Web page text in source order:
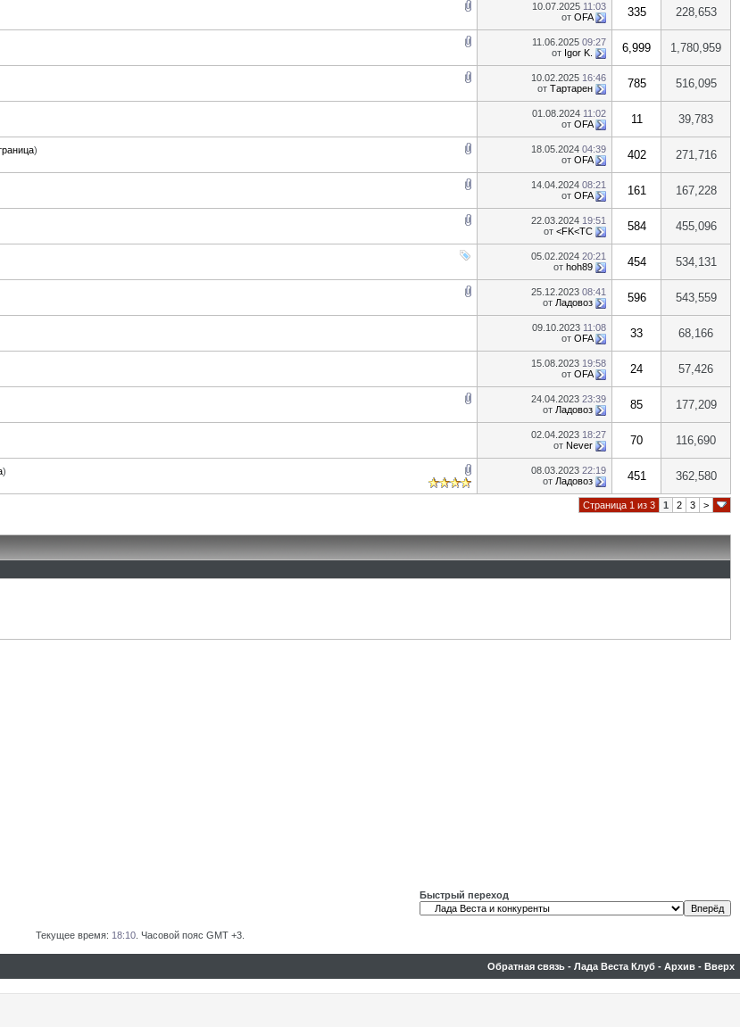
10.07.2025 11:03
от OFA 335 228,653
11.06.2025 09:27
от Igor K. 6,999 1,780,959
10.02.2025 16:46
от Тартарен 785 516,095
01.08.2024 11:02
от OFA 11 39,783
)
18.05.2024 04:39
от OFA 402 271,716
14.04.2024 08:21
от OFA 161 167,228
22.03.2024 19:51
от <FK<TC 584 455,096
05.02.2024 20:21
от hoh89 454 534,131
25.12.2023 08:41
от Ладовоз 596 543,559
09.10.2023 11:08
от OFA 33 68,166
15.08.2023 19:58
от OFA 24 57,426
24.04.2023 23:39
от Ладовоз 85 177,209
02.04.2023 18:27
от Never 70 116,690
)
08.03.2023 22:19
от Ладовоз 451 362,580
Страница 1 из 3 1 2 3 >
Быстрый переход
Текущее время: 18:10 . Часовой пояс GMT +3.
Обратная связь - Лада Веста Клуб - Архив - Вверх